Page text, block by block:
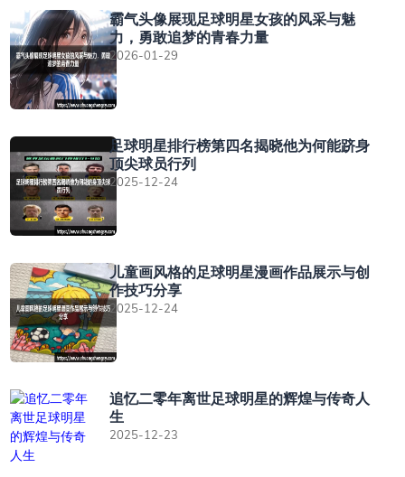
霸气头像展现足球明星女孩的风采与魅
力，勇敢追梦的青春力量
2026-01-29
足球明星排行榜第四名揭晓他为何能跻身
顶尖球员行列
2025-12-24
儿童画风格的足球明星漫画作品展示与创
作技巧分享
2025-12-24
追忆二零年离世足球明星的辉煌与传奇人
生
2025-12-23